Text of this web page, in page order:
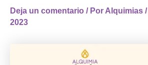
Deja un comentario / Por Alquimias /
2023